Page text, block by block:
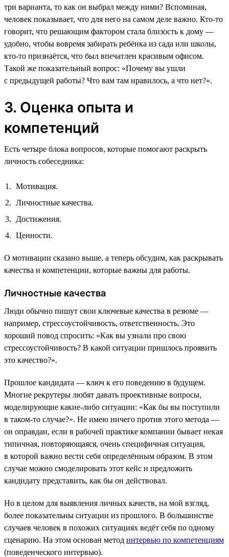
три варианта, то как он выбрал между ними? Вспоминая,
человек показывает, что для него на самом деле важно. Кто-то
говорит, что решающим фактором стала близость к дому —
удобно, чтобы вовремя забирать ребёнка из сада или школы,
кто-то признаётся, что был впечатлен красивым офисом.
Такой же показательный вопрос: «Почему вы ушли
с предыдущей работы? Что вам там нравилось, а что нет?».
3. Оценка опыта и
компетенций
Есть четыре блока вопросов, которые помогают раскрыть
личность собеседника:
Мотивация.
Личностные качества.
Достижения.
Ценности.
О мотивации сказано выше, а теперь обсудим, как раскрывать
качества и компетенции, которые важны для работы.
Личностные качества
Люди обычно пишут свои ключевые качества в резюме —
например, стрессоустойчивость, ответственность. Это
хороший повод спросить: «Как вы узнали про свою
стрессоустойчивость? В какой ситуации пришлось проявить
это качество?».
Прошлое кандидата — ключ к его поведению в будущем.
Многие рекрутеры любят давать проективные вопросы,
моделирующие какие-либо ситуации: «Как бы вы поступили
в таком-то случае?». Не имею ничего против этого метода —
он оправдан, если в рабочей практике компании бывает некая
типичная, повторяющаяся, очень специфичная ситуация,
в которой важно вести себя определённым образом. В этом
случае можно смоделировать этот кейс и предложить
кандидату представить, как бы он действовал.
Но в целом для выявления личных качеств, на мой взгляд,
более показательны ситуации из прошлого. В большинстве
случаев человек в похожих ситуациях ведёт себя по одному
сценарию. На этом основан метод интервью по компетенциям
(поведенческого интервью).